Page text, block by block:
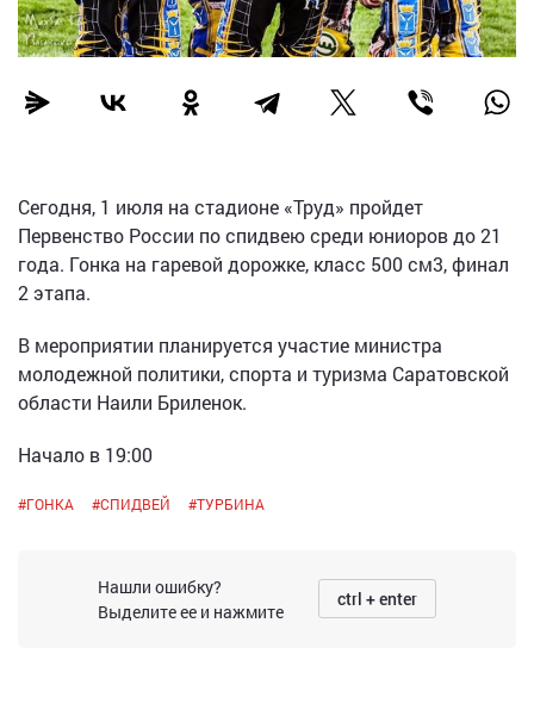
Сегодня, 1 июля на стадионе «Труд» пройдет
Первенство России по спидвею среди юниоров до 21
года. Гонка на гаревой дорожке, класс 500 см3, финал
2 этапа.
В мероприятии планируется участие министра
молодежной политики, спорта и туризма Саратовской
области Наили Бриленок.
Начало в 19:00
#ГОНКА #СПИДВЕЙ #ТУРБИНА
Нашли ошибку?
Выделите ее и нажмите
ctrl + enter